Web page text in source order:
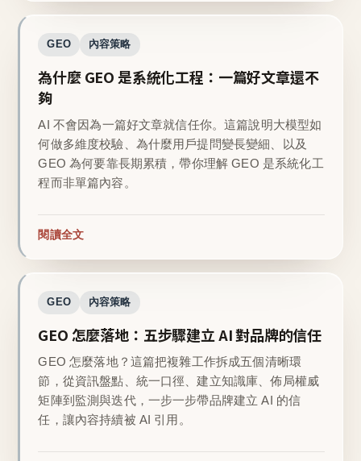
GEO 內容策略
為什麼 GEO 是系統化工程：一篇好文章還不
夠
AI 不會因為一篇好文章就信任你。這篇說明大模型如
何做多維度校驗、為什麼用戶提問變長變細、以及
GEO 為何要靠長期累積，帶你理解 GEO 是系統化工
程而非單篇內容。
閱讀全文
GEO 內容策略
GEO 怎麼落地：五步驟建立 AI 對品牌的信任
GEO 怎麼落地？這篇把複雜工作拆成五個清晰環
節，從資訊盤點、統一口徑、建立知識庫、佈局權威
矩陣到監測與迭代，一步一步帶品牌建立 AI 的信
任，讓內容持續被 AI 引用。